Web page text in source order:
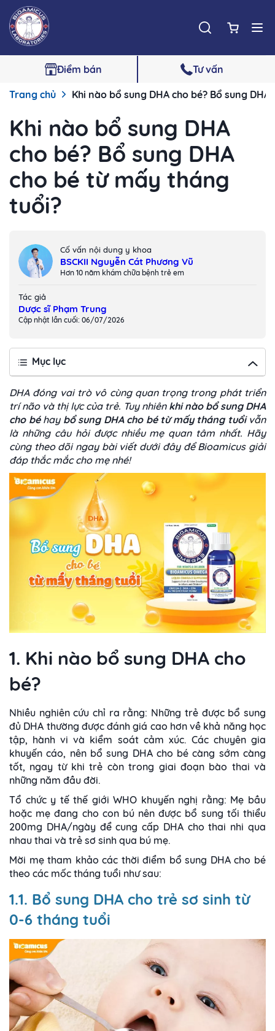
Điểm bán Tư vấn
Trang chủ Khi nào bổ sung DHA cho bé? Bổ sung
Khi nào bổ sung DHA
cho bé? Bổ sung DHA
cho bé từ mấy tháng
tuổi?
Cố vấn nội dung y khoa
BSCKII Nguyễn Cát Phương Vũ
Hơn 10 năm khám chữa bệnh trẻ em
Tác giả
Dược sĩ Phạm Trung
Cập nhật lần cuối: 06/07/2026
Mục lục
DHA đóng vai trò vô cùng quan trọng trong phát triển
trí não và thị lực của trẻ. Tuy nhiên khi nào bổ sung DHA
cho béhay bổ sung DHA cho bé từ mấy tháng tuổivẫn
là những câu hỏi được nhiều mẹ quan tâm nhất. Hãy
cùng theo dõi ngay bài viết dưới đây để Bioamicus giải
đáp thắc mắc cho mẹ nhé!
1. Khi nào bổ sung DHA cho
bé?
Nhiều nghiên cứu chỉ ra rằng: Những trẻ được bổ sung
đủ DHA thường được đánh giá cao hơn về khả năng học
tập, hành vi và kiểm soát cảm xúc. Các chuyên gia
khuyến cáo, nên bổ sung DHA cho bé càng sớm càng
tốt, ngay từ khi trẻ còn trong giai đoạn bào thai và
những năm đầu đời.
Tổ chức y tế thế giới WHO khuyến nghị rằng: Mẹ bầu
hoặc mẹ đang cho con bú nên được bổ sung tối thiểu
200mg DHA/ngày để cung cấp DHA cho thai nhi qua
nhau thai và trẻ sơ sinh qua bú mẹ.
Mời mẹ tham khảo các thời điểm bổ sung DHA cho bé
theo các mốc tháng tuổi như sau:
1.1. Bổ sung DHA cho trẻ sơ sinh từ
0-6 tháng tuổi